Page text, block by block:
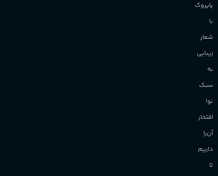
پاپروک
با
شعار
زیبایی
به
سبک
نو!
افتخار
آن‌را
داریم
تا